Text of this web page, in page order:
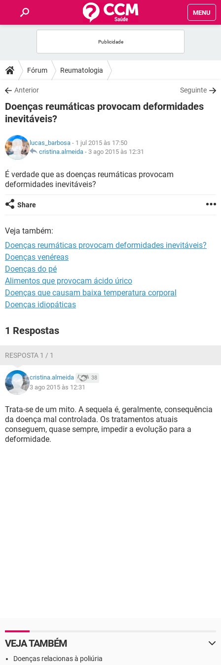
MENU
FÓRUM
SAÚDE
FAMÍLIA
NUTRIÇÃO
SEXUALIDADE
Fórum Reumatologia
Anterior Seguinte
Doenças reumáticas provocam deformidades
inevitáveis?
lucas_barbosa - 1 jul 2015 às 17:50
cristina.almeida - 3 ago 2015 às 12:31
É verdade que as doenças reumáticas provocam
deformidades inevitáveis?
Share
Veja também:
Doenças reumáticas provocam deformidades inevitáveis?
Doenças venéreas
Doenças do pé
Alimentos que provocam ácido úrico
Doenças que causam baixa temperatura corporal
Doenças idiopáticas
1 Respostas
RESPOSTA 1 / 1
cristina.almeida 38
3 ago 2015 às 12:31
Trata-se de um mito. A sequela é, geralmente, consequência
da doença mal controlada. Os tratamentos atuais
conseguem, quase sempre, impedir a evolução para a
deformidade.
VEJA TAMBÉM
Doenças relacionas à poliúria